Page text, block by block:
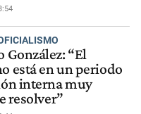
González: “El
está en un periodo
interna muy
resolver”